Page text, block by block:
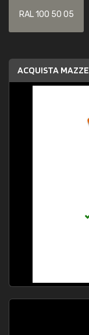
RAL 100 50 05
ACQUISTA